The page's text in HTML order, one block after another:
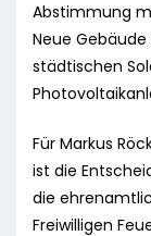
Abstimmung
Neue
städtischen
Für Markus
ist die
die
Freiwilligen